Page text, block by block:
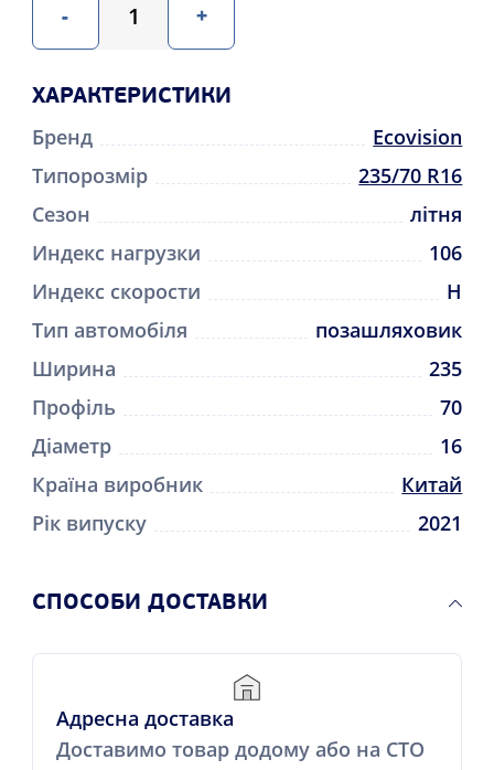
- +
ХАРАКТЕРИСТИКИ
Бренд
Ecovision
Типорозмір
235/70 R16
Сезон
літня
Индекс нагрузки
106
Индекс скорости
H
Тип автомобіля
позашляховик
Ширина
235
Профіль
70
Діаметр
16
Країна виробник
Китай
Рік випуску
2021
СПОСОБИ ДОСТАВКИ
Адресна доставка
Доставимо товар додому або на СТО